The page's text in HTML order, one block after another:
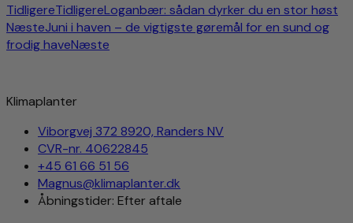
TidligereTidligereLoganbær: sådan dyrker du en stor høst
NæsteJuni i haven – de vigtigste gøremål for en sund og
frodig haveNæste
Klimaplanter
Viborgvej 372 8920, Randers NV
CVR-nr. 40622845
+45 61 66 51 56
Magnus@klimaplanter.dk
Åbningstider: Efter aftale